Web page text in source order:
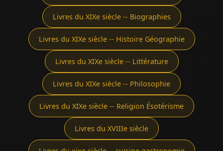
Livres du XIXe siècle -- Biographies
Livres du XIXe siècle -- Histoire Géographie
Livres du XIXe siècle -- Littérature
Livres du XIXe siècle -- Philosophie
Livres du XIXe siècle -- Religion Ésotérisme
Livres du XVIIIe siècle